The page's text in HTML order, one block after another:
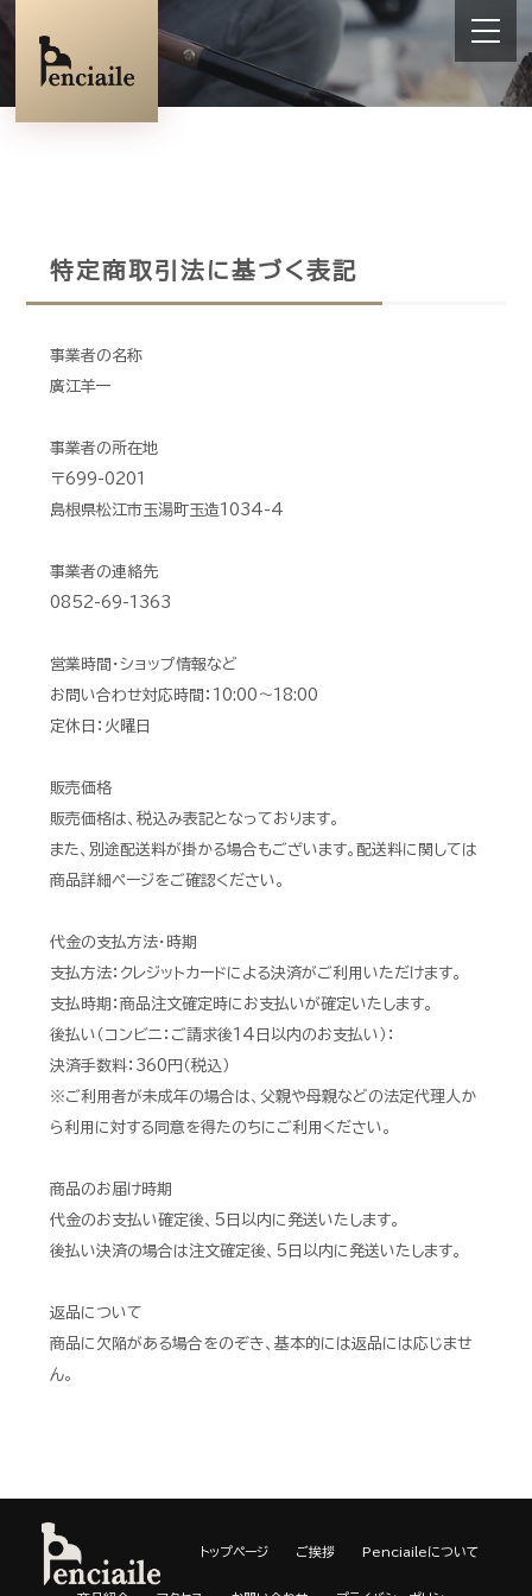
特定商取引法に基づく表記
事業者の名称
廣江羊一
事業者の所在地
〒699-0201
島根県松江市玉湯町玉造1034-4
事業者の連絡先
0852-69-1363
営業時間・ショップ情報など
お問い合わせ対応時間：10:00〜18:00
定休日：火曜日
販売価格
販売価格は、税込み表記となっております。
また、別途配送料が掛かる場合もございます。配送料に関しては
商品詳細ページをご確認ください。
代金の支払方法・時期
支払方法：クレジットカードによる決済がご利用いただけます。
支払時期：商品注文確定時にお支払いが確定いたします。
後払い（コンビニ：ご請求後14日以内のお支払い）：
決済手数料：360円（税込）
※ご利用者が未成年の場合は、父親や母親などの法定代理人か
ら利用に対する同意を得たのちにご利用ください。
商品のお届け時期
代金のお支払い確定後、5日以内に発送いたします。
後払い決済の場合は注文確定後、5日以内に発送いたします。
返品について
商品に欠陥がある場合をのぞき、基本的には返品には応じませ
ん。
トップページ ご挨拶 Penciaileについて